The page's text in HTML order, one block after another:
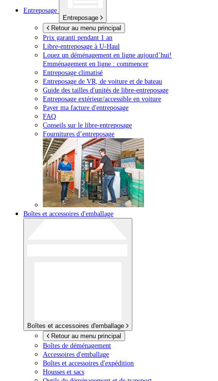
Entreposage
Entreposage
Retour au menu principal
Prix garanti pendant 1 an
Libre-entreposage à U-Haul
Louez un déménagement en ligne aujourd’hui!
Emménagement en ligne : commencer
Entreposage climatisé
Entreposage de VR, de voiture et de bateau
Guide des tailles d'unités de libre-entreposage
Entreposage extérieur/accessible en voiture
Payer ma facture d'entreposage
FAQ
Conseils sur le libre-entreposage
Fournitures d’entreposage
Boîtes et accessoires d'emballage
Boîtes et accessoires d'emballage
Retour au menu principal
Boîtes de déménagement
Accessoires d'emballage
Boîtes et accessoires d'expédition
Housses et sacs